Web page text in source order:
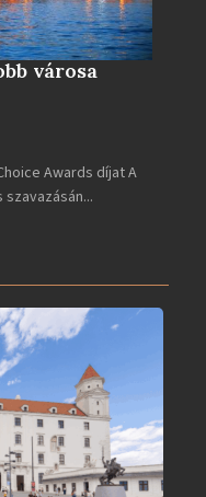
városa
Awards díjat A